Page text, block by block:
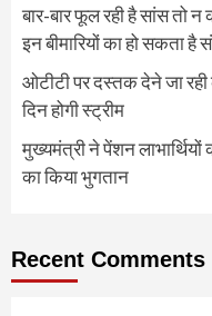
बार-बार फूल रही है सांस
इन बीमारियों का हो सकता है
ओटीटी पर दस्तक देने जा रही
दिन होगी स्ट्रीम
मुख्यमंत्री ने पेंशन
का किया भुगतान
Recent Comments